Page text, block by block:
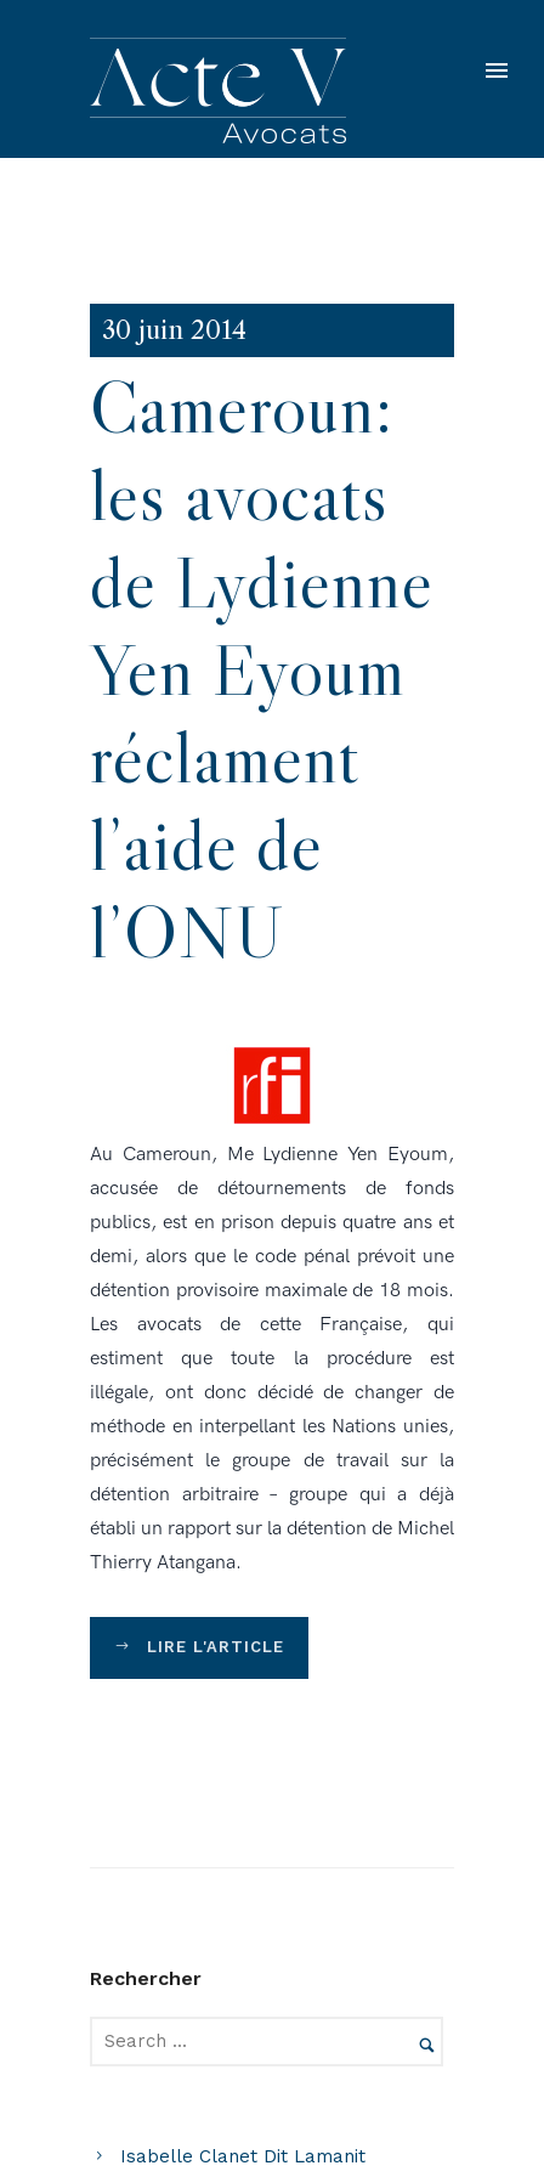
30 juin 2014
Cameroun:
les avocats
de Lydienne
Yen Eyoum
réclament
l’aide de
l’ONU
Au Cameroun, Me Lydienne Yen Eyoum,
accusée de détournements de fonds
publics, est en prison depuis quatre ans et
demi, alors que le code pénal prévoit une
détention provisoire maximale de 18 mois.
Les avocats de cette Française, qui
estiment que toute la procédure est
illégale, ont donc décidé de changer de
méthode en interpellant les Nations unies,
précisément le groupe de travail sur la
détention arbitraire – groupe qui a déjà
établi un rapport sur la détention de Michel
Thierry Atangana.
LIRE L'ARTICLE
Rechercher
Isabelle Clanet Dit Lamanit